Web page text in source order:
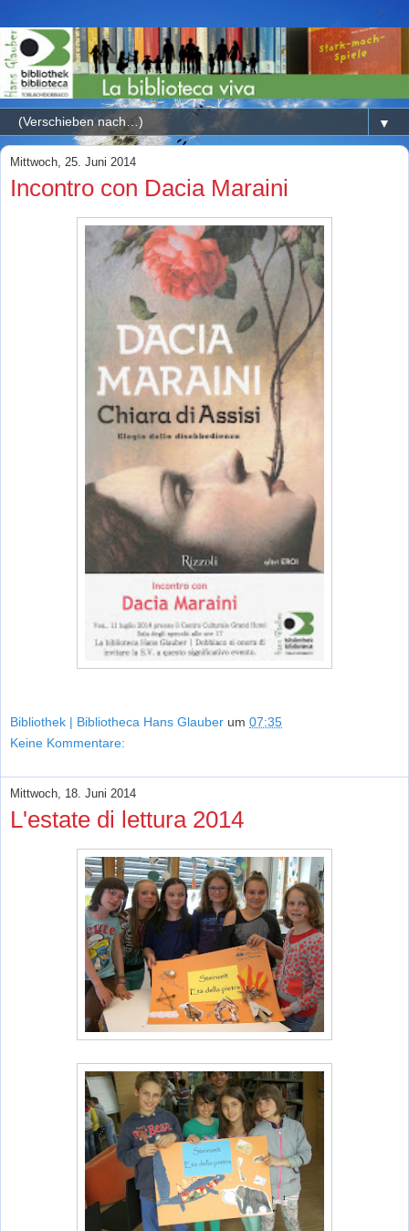
▼
Mittwoch, 25. Juni 2014
Incontro con Dacia Maraini
Bibliothek | Bibliotheca Hans Glauber um 07:35
Keine Kommentare:
Mittwoch, 18. Juni 2014
L'estate di lettura 2014